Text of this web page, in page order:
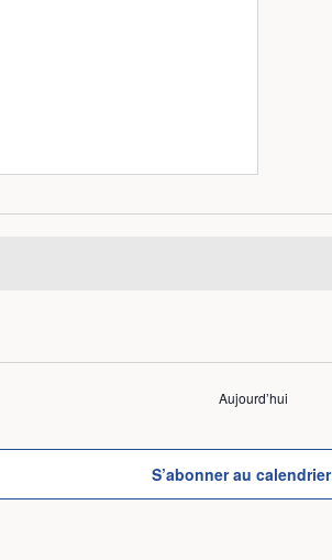
Aujourd’hui
S’abonner au calendrier